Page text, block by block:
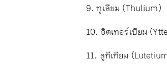
9. ทูเลียม (Thulium)
10. อิตเทอร์เบียม
11. ลูทีเทียม